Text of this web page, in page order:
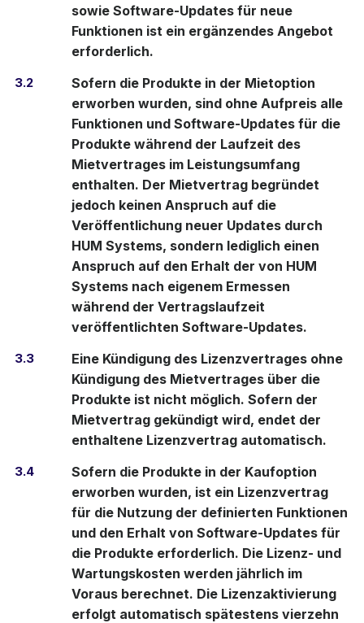
sowie Software-Updates für neue
Funktionen ist ein ergänzendes Angebot
erforderlich.
3.2
Sofern die Produkte in der Mietoption
erworben wurden, sind ohne Aufpreis alle
Funktionen und Software-Updates für die
Produkte während der Laufzeit des
Mietvertrages im Leistungsumfang
enthalten. Der Mietvertrag begründet
jedoch keinen Anspruch auf die
Veröffentlichung neuer Updates durch
HUM Systems, sondern lediglich einen
Anspruch auf den Erhalt der von HUM
Systems nach eigenem Ermessen
während der Vertragslaufzeit
veröffentlichten Software-Updates.
3.3
Eine Kündigung des Lizenzvertrages ohne
Kündigung des Mietvertrages über die
Produkte ist nicht möglich. Sofern der
Mietvertrag gekündigt wird, endet der
enthaltene Lizenzvertrag automatisch.
3.4
Sofern die Produkte in der Kaufoption
erworben wurden, ist ein Lizenzvertrag
für die Nutzung der definierten Funktionen
und den Erhalt von Software-Updates für
die Produkte erforderlich. Die Lizenz- und
Wartungskosten werden jährlich im
Voraus berechnet. Die Lizenzaktivierung
erfolgt automatisch spätestens vierzehn